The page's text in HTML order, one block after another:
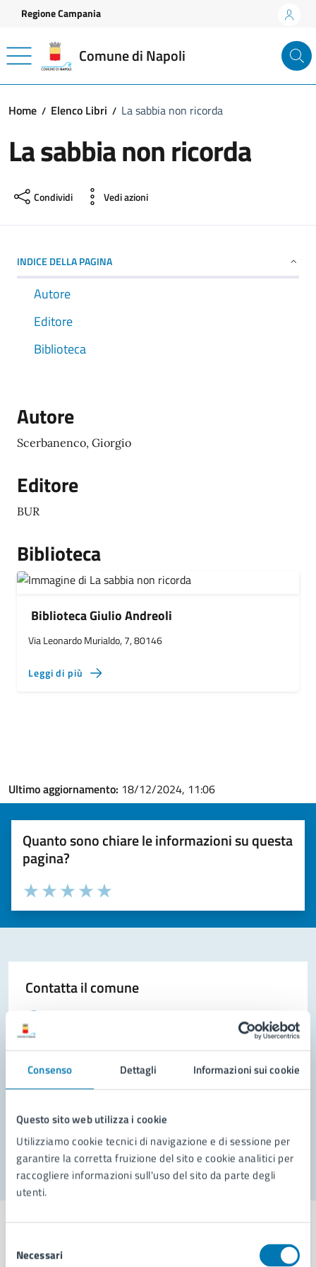
Consenso Dettagli Informazioni sui cookie
Questo sito web utilizza i cookie
Utilizziamo cookie tecnici di navigazione e di sessione per
garantire la corretta fruizione del sito e cookie analitici per
raccogliere informazioni sull'uso del sito da parte degli
utenti.
delNecessari
Vai ai contenuti
Vai al footer
Regione Campania
Comune di Napoli
Home Elenco Libri La sabbia non ricorda
La sabbia non ricorda
Condividi Vedi azioni
INDICE DELLA PAGINA
Autore
Editore
Biblioteca
Autore
Scerbanenco, Giorgio
Editore
BUR
Biblioteca
Biblioteca Giulio Andreoli
Via Leonardo Murialdo, 7, 80146
Leggi di più
Ultimo aggiornamento: 18/12/2024, 11:06
Quanto sono chiare le informazioni su questa
pagina?
Valuta la chiarezza delle informazioni (da 1 a 5 stelle)
Seleziona il numero di stelle per valutare la chiarezza delle
Valuta 5 stelle su 5
Valuta 4 stelle su 5
Valuta 3 stelle su 5
Valuta 2 stelle su 5
Valuta 1 stelle su 5
Contatta il comune
Prenota appuntamento
Problemi in città
Segnala disservizio